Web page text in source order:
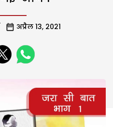
अप्रैल 13, 2021